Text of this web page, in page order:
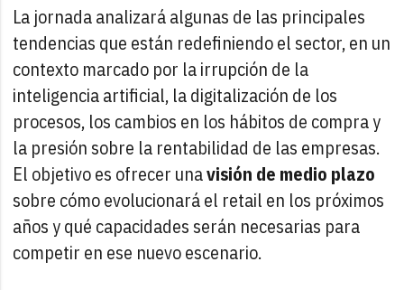
La jornada analizará algunas de las principales
tendencias que están redefiniendo el sector, en un
contexto marcado por la irrupción de la
inteligencia artificial, la digitalización de los
procesos, los cambios en los hábitos de compra y
la presión sobre la rentabilidad de las empresas.
El objetivo es ofrecer unavisión de medio plazo
sobre cómo evolucionará el retail en los próximos
años y qué capacidades serán necesarias para
competir en ese nuevo escenario.